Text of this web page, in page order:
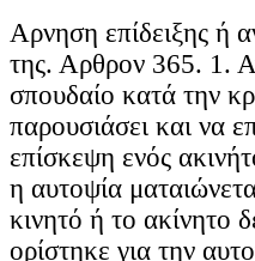
Αρνηση επίδειξης ή
της. Αρθρον 365. 1.
σπουδαίο κατά την
παρουσιάσει και να
επίσκεψη ενός
η αυτοψία
κινητό ή το ακίνητο
ορίστηκε για την